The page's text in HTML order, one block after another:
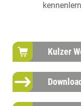
Kulzer